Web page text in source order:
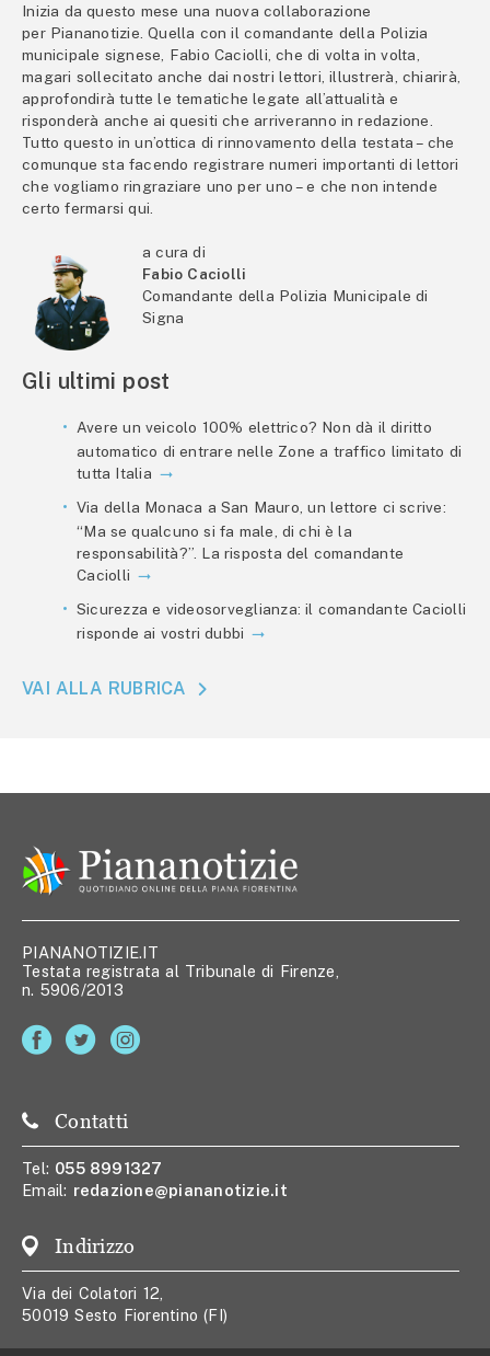
Inizia da questo mese una nuova collaborazione
per Piananotizie. Quella con il comandante della Polizia
municipale signese, Fabio Caciolli, che di volta in volta,
magari sollecitato anche dai nostri lettori, illustrerà, chiarirà,
approfondirà tutte le tematiche legate all’attualità e
risponderà anche ai quesiti che arriveranno in redazione.
Tutto questo in un’ottica di rinnovamento della testata – che
comunque sta facendo registrare numeri importanti di lettori
che vogliamo ringraziare uno per uno – e che non intende
certo fermarsi qui.
a cura di
Fabio Caciolli
Comandante della Polizia Municipale di
Signa
Gli ultimi post
Avere un veicolo 100% elettrico? Non dà il diritto
automatico di entrare nelle Zone a traffico limitato di
tutta Italia
Via della Monaca a San Mauro, un lettore ci scrive:
“Ma se qualcuno si fa male, di chi è la
responsabilità?”. La risposta del comandante
Caciolli
Sicurezza e videosorveglianza: il comandante Caciolli
risponde ai vostri dubbi
VAI ALLA RUBRICA
PIANANOTIZIE.IT
Testata registrata al Tribunale di Firenze,
n. 5906/2013
Contatti
Tel: 055 8991327
Email: redazione@piananotizie.it
Indirizzo
Via dei Colatori 12,
50019 Sesto Fiorentino (FI)